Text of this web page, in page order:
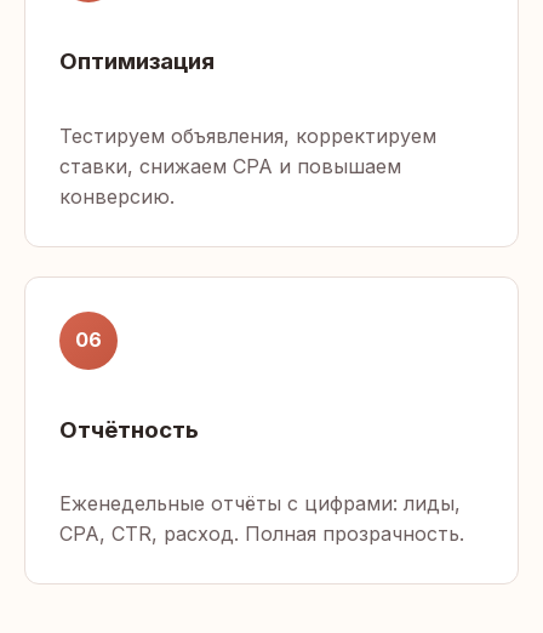
Оптимизация
Тестируем объявления, корректируем
ставки, снижаем CPA и повышаем
конверсию.
06
Отчётность
Еженедельные отчёты с цифрами: лиды,
CPA, CTR, расход. Полная прозрачность.